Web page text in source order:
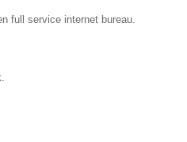
full service internet bureau.